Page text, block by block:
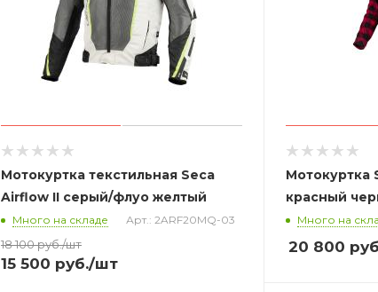
Мотокуртка текстильная Seca
Airflow II серый/флуо желтый
Много на складе Арт.: 2ARF20MQ-03
18 100руб./шт
15 500 руб./шт
Мотокуртка
красный
Много на
20 800